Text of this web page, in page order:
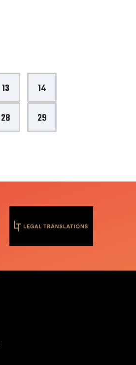
13 14
28 29